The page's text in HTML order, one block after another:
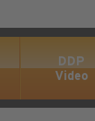
DDP
Video